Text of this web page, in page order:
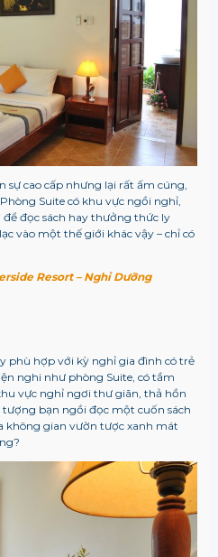
sự cao cấp nhưng lại rất ấm cúng,
Suite có khu vực ngồi nghỉ,
đọc sách hay thưởng thức ly
vào một thế giới khác vậy – chỉ có
Resort – Nghỉ Dưỡng
phù hợp với kỳ nghỉ gia đình có trẻ
nghi như phòng Suite, có tầm
vực nghỉ ngơi thư giãn, thả hồn
bạn ngồi đọc một cuốn sách
không gian vườn tược xanh mát